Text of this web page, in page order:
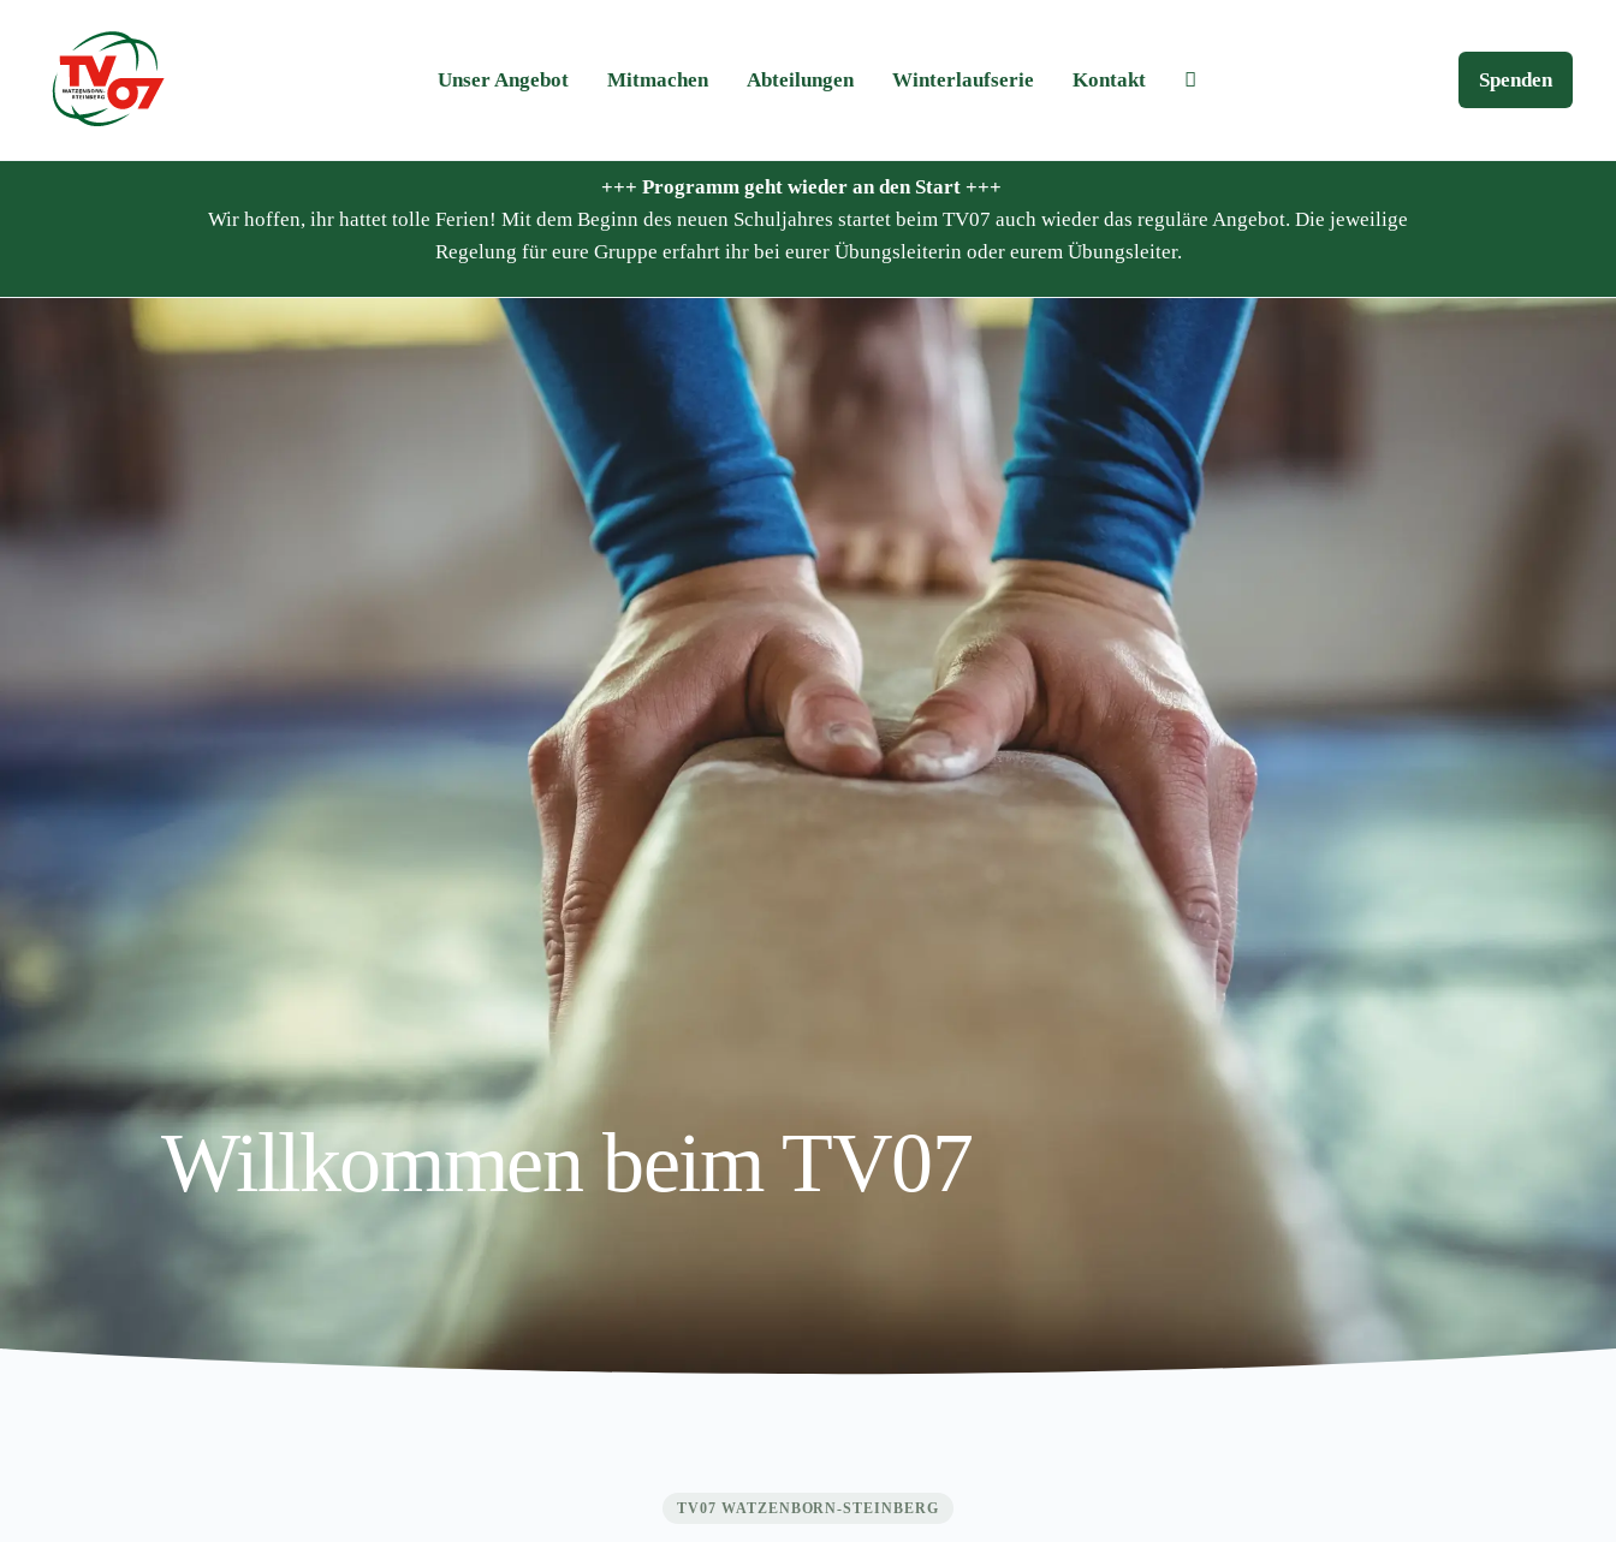
Unser Angebot Mitmachen Abteilungen Winterlaufserie Kontakt Spenden
+++ Programm geht wieder an den Start +++
Wir hoffen, ihr hattet tolle Ferien! Mit dem Beginn des neuen Schuljahres startet beim TV07 auch wieder das reguläre Angebot. Die jeweilige
Regelung für eure Gruppe erfahrt ihr bei eurer Übungsleiterin oder eurem Übungsleiter.
Willkommen beim TV07
TV07 WATZENBORN-STEINBERG